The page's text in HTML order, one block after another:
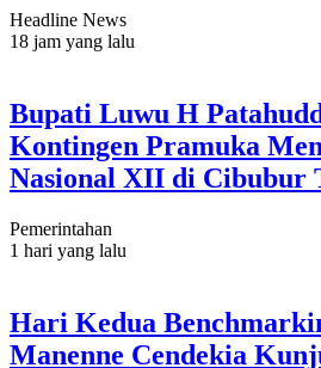
Headline News
18 jam yang lalu
Bupati Luwu H
Kontingen Pramuka
Nasional XII di Cibubur
Pemerintahan
1 hari yang lalu
Hari Kedua
Manenne Cendekia